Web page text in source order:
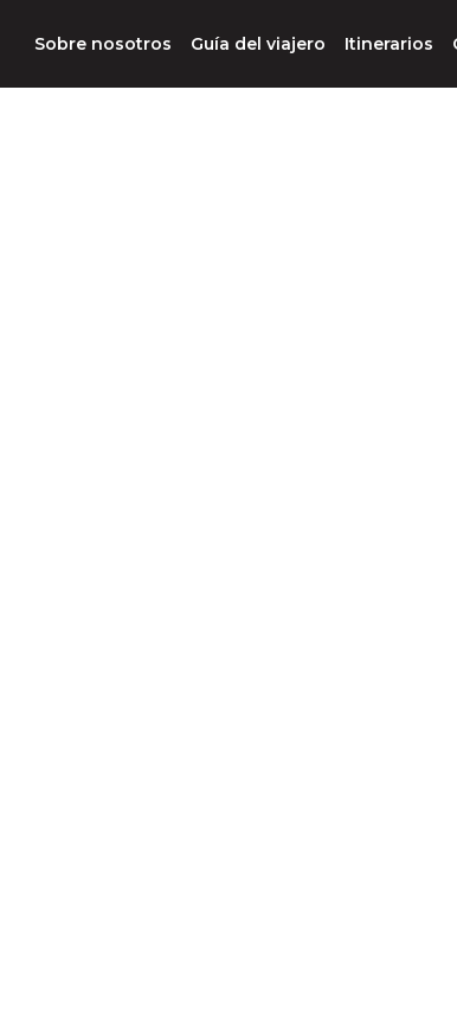
Sobre nosotros Guía del viajero Itinerarios